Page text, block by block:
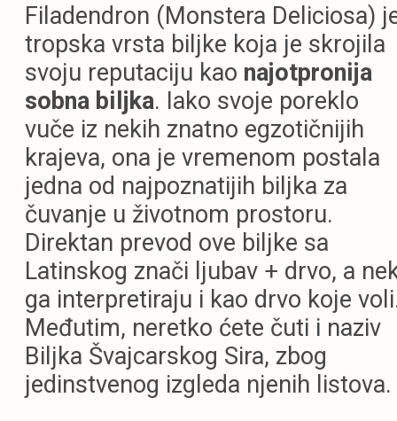
Filadendron (Monstera Deliciosa)
tropska vrsta biljke koja je skrojila
svoju reputaciju kao najotpronija
sobna biljka. Iako svoje poreklo
vuče iz nekih znatno egzotičnijih
krajeva, ona je vremenom postala
jedna od najpoznatijih biljka za
čuvanje u životnom prostoru.
Direktan prevod ove biljke sa
Latinskog znači ljubav + drvo, a
ga interpretiraju i kao drvo koje
Međutim, neretko ćete čuti i naziv
Biljka Švajcarskog Sira, zbog
jedinstvenog izgleda njenih listova.